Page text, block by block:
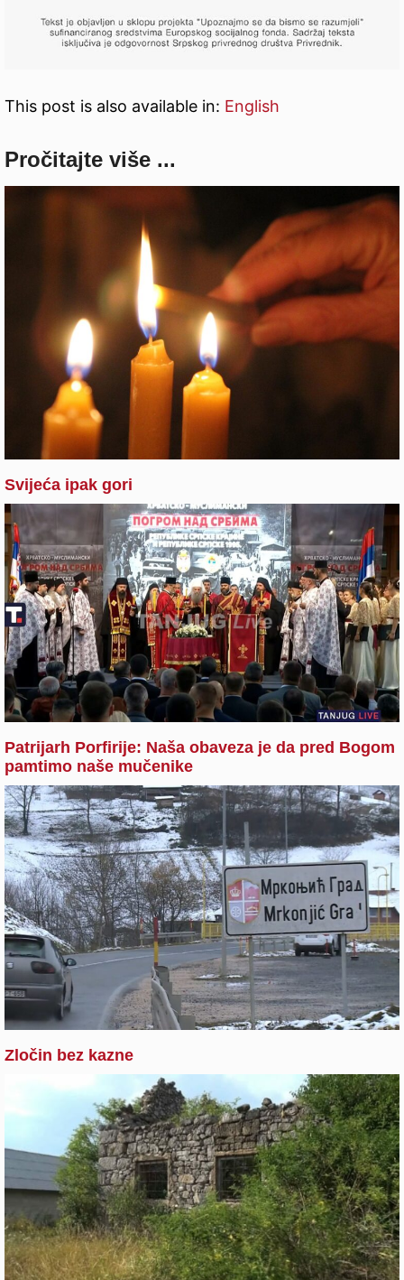
This post is also available in: English
Pročitajte više ...
Svijeća ipak gori
Patrijarh Porfirije: Naša obaveza je da pred Bogom
pamtimo naše mučenike
Zločin bez kazne